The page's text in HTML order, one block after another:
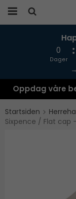
0
Dager
→
Oppdag våre
Startsiden
Sixpence / Flat cap